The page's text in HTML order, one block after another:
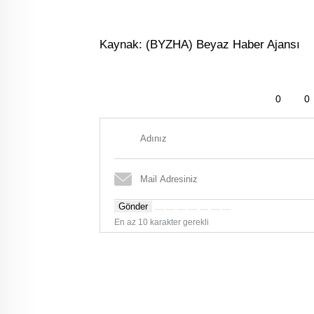
Kaynak: (BYZHA) Beyaz Haber Ajansı
0 0
Gönder
En az 10 karakter gerekli